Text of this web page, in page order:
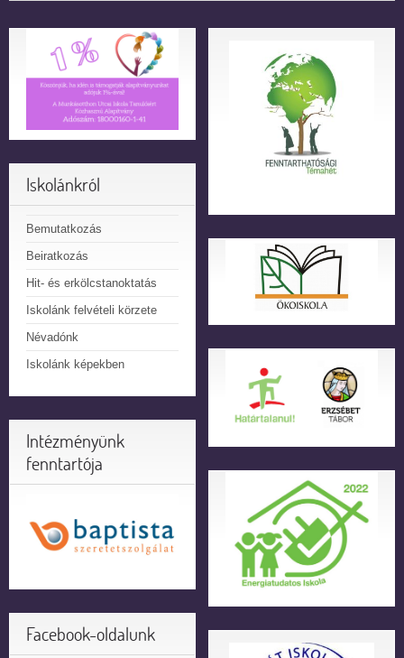
Iskolánkról
Bemutatkozás
Beiratkozás
Hit- és erkölcstanoktatás
Iskolánk felvételi körzete
Névadónk
Iskolánk képekben
Intézményünk
fenntartója
Facebook-oldalunk